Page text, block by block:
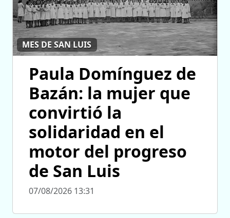
MES DE SAN LUIS
Paula Domínguez de
Bazán: la mujer que
convirtió la
solidaridad en el
motor del progreso
de San Luis
07/08/2026 13:31